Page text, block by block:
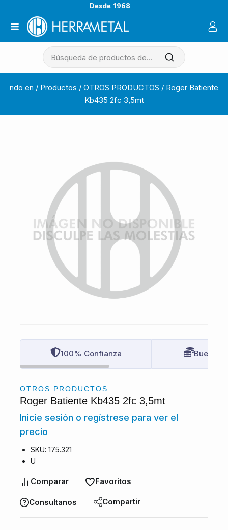
Desde 1968
ndo en / Productos / OTROS PRODUCTOS / Roger Batiente
Kb435 2fc 3,5mt
100% Confianza Buenos
OTROS PRODUCTOS
Roger Batiente Kb435 2fc 3,5mt
Inicie sesión o regístrese para ver el
precio
SKU: 175.321
U
Comparar Favoritos
Consultanos Compartir